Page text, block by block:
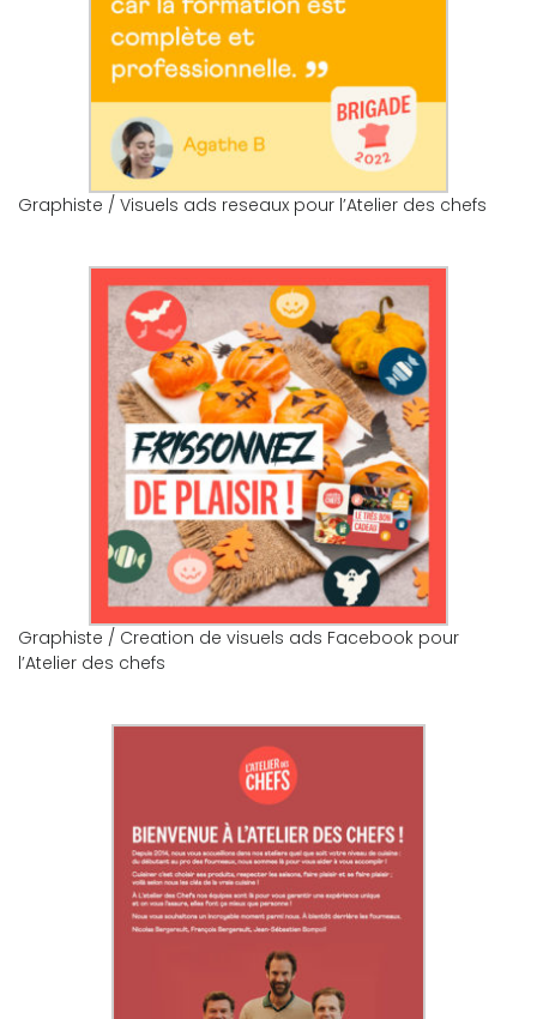
Graphiste / Visuels ads reseaux pour l’Atelier des chefs
Graphiste / Creation de visuels ads Facebook pour
l’Atelier des chefs